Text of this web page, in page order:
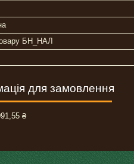
БН_НАЛ
для замовлення
₴